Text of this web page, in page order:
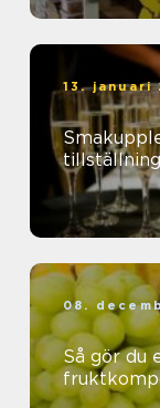
13. januari
08.
Så gör du